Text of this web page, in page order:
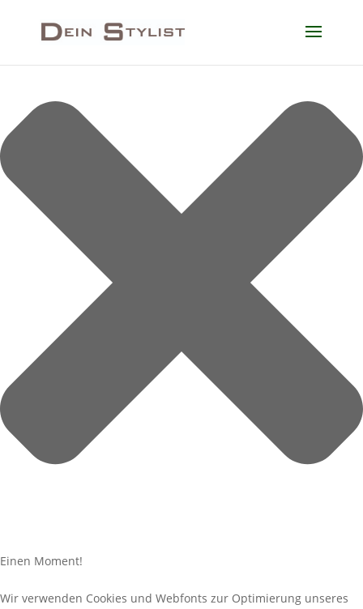
Einen Moment!
Wir verwenden Cookies und Webfonts zur Optimierung unseres